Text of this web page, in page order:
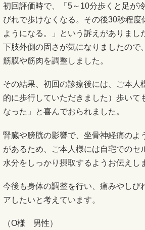
初回評価時で、「5～10分歩くと足が
びれで歩けなくなる。その後30秒程度
ようになる。」という訴えがありまし
下肢外側の固さが気になりましたので
筋膜や筋肉を調整しました。
その結果、初回の診療後には、ご本
的に歩行していただきました）歩いて
なった」と喜んでおられました。
腎臓や膀胱の影響で、坐骨神経痛のよ
があるため、ご本人様には自宅でのセ
水分をしっかり摂取するようお伝えし
今後も身体の調整を行い、痛みやしび
アしたいと考えています。
（O様 男性）